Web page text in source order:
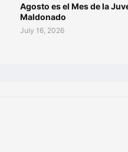
Agosto es el Mes de la
Maldonado
July 16, 2026